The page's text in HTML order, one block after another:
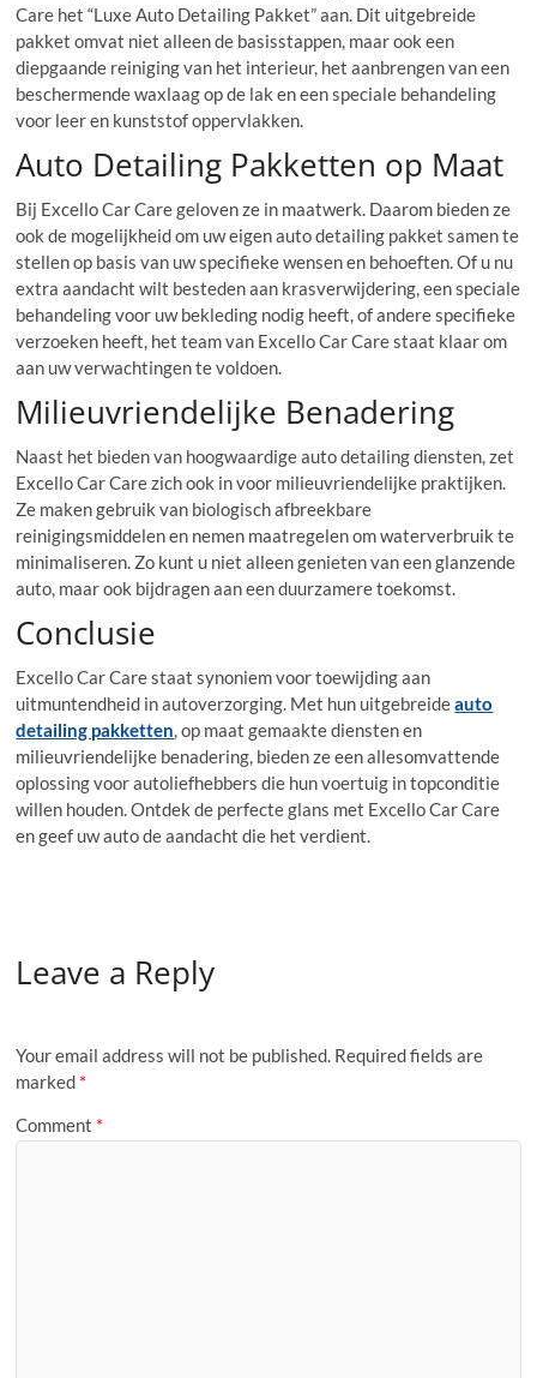
Care het “Luxe Auto Detailing Pakket” aan. Dit uitgebreide
pakket omvat niet alleen de basisstappen, maar ook een
diepgaande reiniging van het interieur, het aanbrengen van een
beschermende waxlaag op de lak en een speciale behandeling
voor leer en kunststof oppervlakken.
Auto Detailing Pakketten op Maat
Bij Excello Car Care geloven ze in maatwerk. Daarom bieden ze
ook de mogelijkheid om uw eigen auto detailing pakket samen te
stellen op basis van uw specifieke wensen en behoeften. Of u nu
extra aandacht wilt besteden aan krasverwijdering, een speciale
behandeling voor uw bekleding nodig heeft, of andere specifieke
verzoeken heeft, het team van Excello Car Care staat klaar om
aan uw verwachtingen te voldoen.
Milieuvriendelijke Benadering
Naast het bieden van hoogwaardige auto detailing diensten, zet
Excello Car Care zich ook in voor milieuvriendelijke praktijken.
Ze maken gebruik van biologisch afbreekbare
reinigingsmiddelen en nemen maatregelen om waterverbruik te
minimaliseren. Zo kunt u niet alleen genieten van een glanzende
auto, maar ook bijdragen aan een duurzamere toekomst.
Conclusie
Excello Car Care staat synoniem voor toewijding aan
uitmuntendheid in autoverzorging. Met hun uitgebreideauto
detailing pakketten, op maat gemaakte diensten en
milieuvriendelijke benadering, bieden ze een allesomvattende
oplossing voor autoliefhebbers die hun voertuig in topconditie
willen houden. Ontdek de perfecte glans met Excello Car Care
en geef uw auto de aandacht die het verdient.
Leave a Reply
Your email address will not be published. Required fields are
marked *
Comment *